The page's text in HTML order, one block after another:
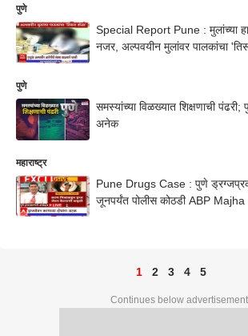
पुणे
Special Report Pune : मुलांच्या
नजर, अल्पवयीन मुलांवर पालकांचा
पुणे
समस्यांच्या विळख्यात शिक्षणाची
अनेक
महाराष्ट्र
Pune Drugs Case : पुणे
जूनपर्यंत पोलीस कोठडी ABP Majha
1 2 3 4 5
Continues below advertisement